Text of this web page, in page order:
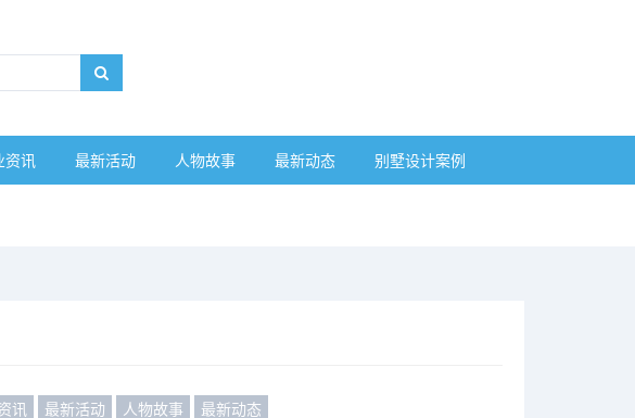
资讯 最新活动 人物故事 最新动态 别墅设计案例
讯 最新活动 人物故事
最新动态